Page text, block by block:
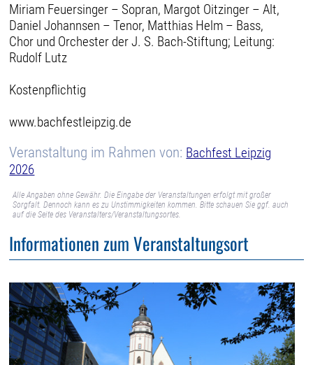
Miriam Feuersinger – Sopran, Margot Oitzinger – Alt,
Daniel Johannsen – Tenor, Matthias Helm – Bass,
Chor und Orchester der J. S. Bach-Stiftung; Leitung:
Rudolf Lutz
Kostenpflichtig
www.bachfestleipzig.de
Veranstaltung im Rahmen von: Bachfest Leipzig
2026
Alle Angaben ohne Gewähr. Die Eingabe der Veranstaltungen erfolgt mit großer
Sorgfalt. Dennoch kann es zu Unstimmigkeiten kommen. Bitte schauen Sie ggf. auch
auf die Seite des Veranstalters/Veranstaltungsortes.
Informationen zum Veranstaltungsort